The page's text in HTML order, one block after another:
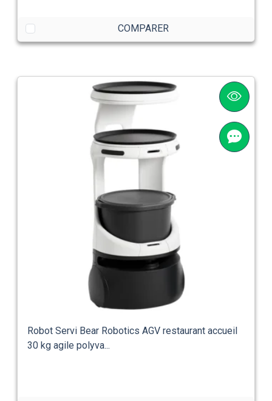
COMPARER
Robot Servi Bear Robotics AGV restaurant accueil
30 kg agile polyva...